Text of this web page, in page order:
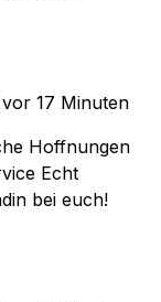
vor 17 Minuten
Hoffnungen
Echt
bei euch!